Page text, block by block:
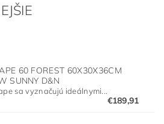
60 FOREST 60X30X36CM
SUNNY D&N
sa vyznačujú ideálnymi...
€189,91